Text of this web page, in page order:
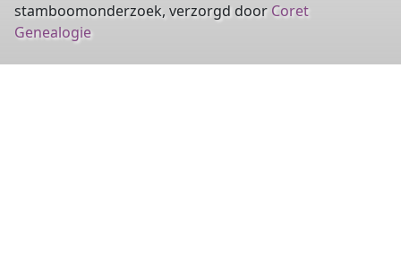
stamboomonderzoek, verzorgd door Coret
Genealogie